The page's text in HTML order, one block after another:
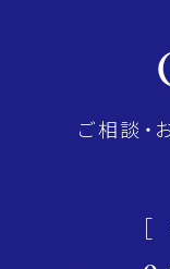
ご相談・